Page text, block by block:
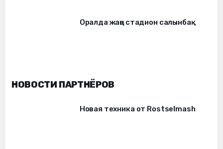
Оралда жаңа стадион салынбақ
НОВОСТИ ПАРТНЁРОВ
Новая техника от Rostselmash